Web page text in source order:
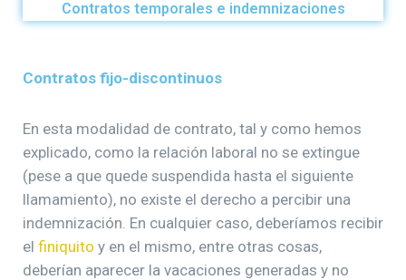
Contratos temporales e indemnizaciones
Contratos fijo-discontinuos
En esta modalidad de contrato, tal y como hemos
explicado, como la relación laboral no se extingue
(pese a que quede suspendida hasta el siguiente
llamamiento), no existe el derecho a percibir una
indemnización. En cualquier caso, deberíamos recibir
el finiquito y en el mismo, entre otras cosas,
deberían aparecer la vacaciones generadas y no